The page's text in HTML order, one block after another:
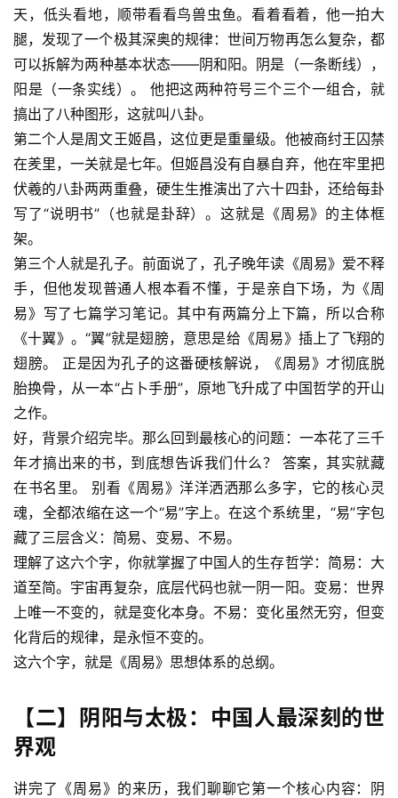
天，低头看地，顺带看看鸟兽虫鱼。看着看着，他一拍大
腿，发现了一个极其深奥的规律：世间万物再怎么复杂，都
可以拆解为两种基本状态——阴和阳。阴是（一条断线），
阳是（一条实线）。 他把这两种符号三个三个一组合，就
搞出了八种图形，这就叫八卦。
第二个人是周文王姬昌，这位更是重量级。他被商纣王囚禁
在羑里，一关就是七年。但姬昌没有自暴自弃，他在牢里把
伏羲的八卦两两重叠，硬生生推演出了六十四卦，还给每卦
写了“说明书”（也就是卦辞）。这就是《周易》的主体框
架。
第三个人就是孔子。前面说了，孔子晚年读《周易》爱不释
手，但他发现普通人根本看不懂，于是亲自下场，为《周
易》写了七篇学习笔记。其中有两篇分上下篇，所以合称
《十翼》。“翼”就是翅膀，意思是给《周易》插上了飞翔的
翅膀。 正是因为孔子的这番硬核解说，《周易》才彻底脱
胎换骨，从一本“占卜手册”，原地飞升成了中国哲学的开山
之作。
好，背景介绍完毕。那么回到最核心的问题：一本花了三千
年才搞出来的书，到底想告诉我们什么？ 答案，其实就藏
在书名里。 别看《周易》洋洋洒洒那么多字，它的核心灵
魂，全都浓缩在这一个“易”字上。在这个系统里，“易”字包
藏了三层含义：简易、变易、不易。
理解了这六个字，你就掌握了中国人的生存哲学：简易：大
道至简。宇宙再复杂，底层代码也就一阴一阳。变易：世界
上唯一不变的，就是变化本身。不易：变化虽然无穷，但变
化背后的规律，是永恒不变的。
这六个字，就是《周易》思想体系的总纲。
【二】阴阳与太极：中国人最深刻的世
界观
讲完了《周易》的来历，我们聊聊它第一个核心内容：阴